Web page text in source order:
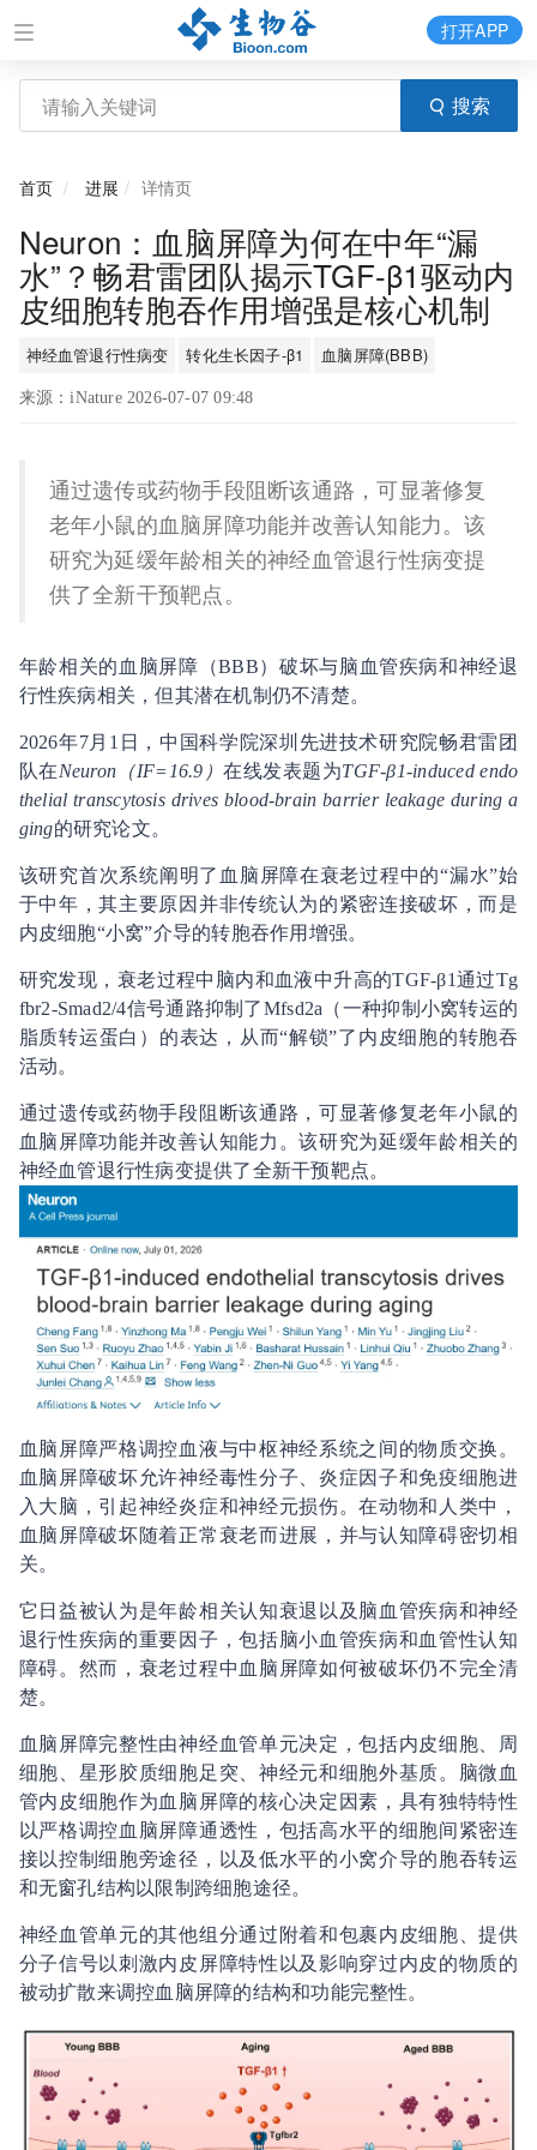
搜索
打开APP
首页 进展 详情页
Neuron：血脑屏障为何在中年“漏
水”？畅君雷团队揭示TGF-β1驱动内
皮细胞转胞吞作用增强是核心机制
神经血管退行性病变 转化生长因子-β1 血脑屏障(BBB)
来源：iNature 2026-07-07 09:48
通过遗传或药物手段阻断该通路，可显著修复
老年小鼠的血脑屏障功能并改善认知能力。该
研究为延缓年龄相关的神经血管退行性病变提
供了全新干预靶点。
年龄相关的血脑屏障（BBB）破坏与脑血管疾病和神经退
行性疾病相关，但其潜在机制仍不清楚。
2026年7月1日，中国科学院深圳先进技术研究院畅君雷团
队在Neuron（IF=16.9）在线发表题为TGF-β1-induced endo
thelial transcytosis drives blood-brain barrier leakage during a
ging的研究论文。
该研究首次系统阐明了血脑屏障在衰老过程中的“漏水”始
于中年，其主要原因并非传统认为的紧密连接破坏，而是
内皮细胞“小窝”介导的转胞吞作用增强。
研究发现，衰老过程中脑内和血液中升高的TGF-β1通过Tg
fbr2-Smad2/4信号通路抑制了Mfsd2a（一种抑制小窝转运的
脂质转运蛋白）的表达，从而“解锁”了内皮细胞的转胞吞
活动。
通过遗传或药物手段阻断该通路，可显著修复老年小鼠的
血脑屏障功能并改善认知能力。该研究为延缓年龄相关的
神经血管退行性病变提供了全新干预靶点。
血脑屏障严格调控血液与中枢神经系统之间的物质交换。
血脑屏障破坏允许神经毒性分子、炎症因子和免疫细胞进
入大脑，引起神经炎症和神经元损伤。在动物和人类中，
血脑屏障破坏随着正常衰老而进展，并与认知障碍密切相
关。
它日益被认为是年龄相关认知衰退以及脑血管疾病和神经
退行性疾病的重要因子，包括脑小血管疾病和血管性认知
障碍。然而，衰老过程中血脑屏障如何被破坏仍不完全清
楚。
血脑屏障完整性由神经血管单元决定，包括内皮细胞、周
细胞、星形胶质细胞足突、神经元和细胞外基质。脑微血
管内皮细胞作为血脑屏障的核心决定因素，具有独特特性
以严格调控血脑屏障通透性，包括高水平的细胞间紧密连
接以控制细胞旁途径，以及低水平的小窝介导的胞吞转运
和无窗孔结构以限制跨细胞途径。
神经血管单元的其他组分通过附着和包裹内皮细胞、提供
分子信号以刺激内皮屏障特性以及影响穿过内皮的物质的
被动扩散来调控血脑屏障的结构和功能完整性。